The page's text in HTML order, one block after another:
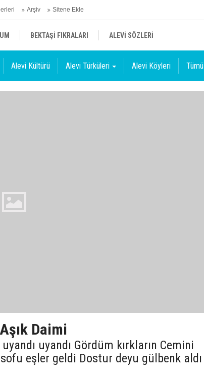
Arşiv Sitene Ekle
BEKTAŞİ FIKRALARI ALEVİ SÖZLERİ
Alevi Kültürü Alevi Türküleri Alevi Köyleri Tümü
Daimi
uyandı Gördüm kırkların Cemini
sofu eşler geldi Dostur deyu gülbenk aldı